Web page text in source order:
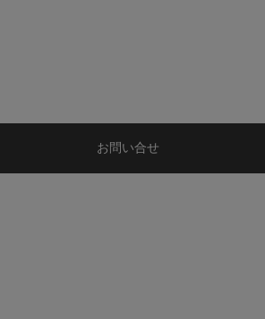
お問い合せ